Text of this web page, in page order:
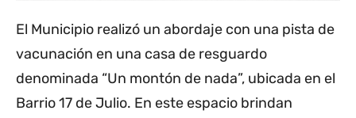
El Municipio realizó un abordaje con una pista de
vacunación en una casa de resguardo
denominada “Un montón de nada”, ubicada en el
Barrio 17 de Julio. En este espacio brindan